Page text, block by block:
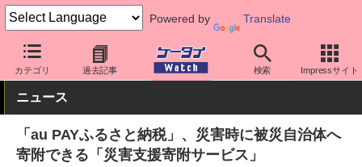
Powered by Translate
カテゴリ 過去記事 検索 Impressサイト
ケータイ Watch キャリア au アプリ・サービス
ニュース
「au PAYふるさと納税」、災害時に被災自治体へ
寄附できる「災害支援寄附サービス」